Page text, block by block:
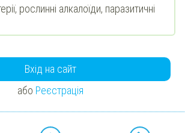
рослинні алкалоїди, паразитичні
Вхід на сайт
або Реєстрація